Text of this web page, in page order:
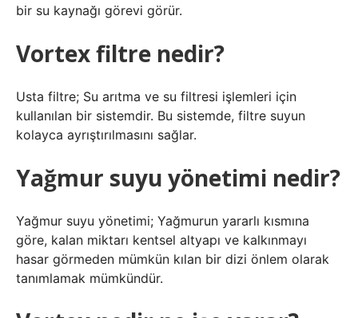
bir su kaynağı görevi görür.
Vortex filtre nedir?
Usta filtre; Su arıtma ve su filtresi işlemleri için
kullanılan bir sistemdir. Bu sistemde, filtre suyun
kolayca ayrıştırılmasını sağlar.
Yağmur suyu yönetimi nedir?
Yağmur suyu yönetimi; Yağmurun yararlı kısmına
göre, kalan miktarı kentsel altyapı ve kalkınmayı
hasar görmeden mümkün kılan bir dizi önlem olarak
tanımlamak mümkündür.